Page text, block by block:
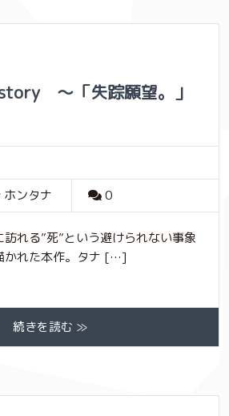
〜「失踪願望。」
ホンタナ
0
れる”死”という避けられない事象
かれた本作。タナ […]
続きを読む ≫